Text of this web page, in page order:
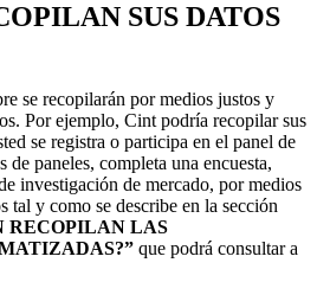
SUS DATOS
se recopilarán por medios justos y
Por ejemplo, Cint podría recopilar sus
se registra o participa en el panel de
de paneles, completa una encuesta,
investigación de mercado, por medios
tal y como se describe en la sección
RECOPILAN LAS
que podrá consultar a